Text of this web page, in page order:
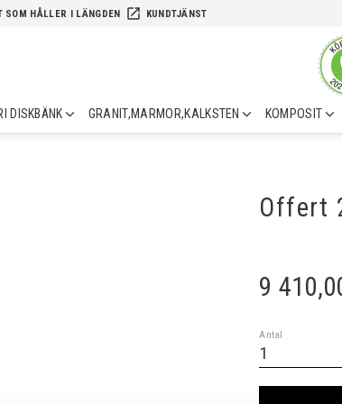
SOM HÅLLER I LÄNGDEN launch KUNDTJÄNST
DISKBÄNK GRANIT,MARMOR,KALKSTEN KOMPOSIT
Offert
9
Antal